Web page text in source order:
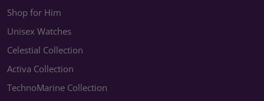
Shop for Him
Unisex Watches
Celestial Collection
Activa Collection
TechnoMarine Collection